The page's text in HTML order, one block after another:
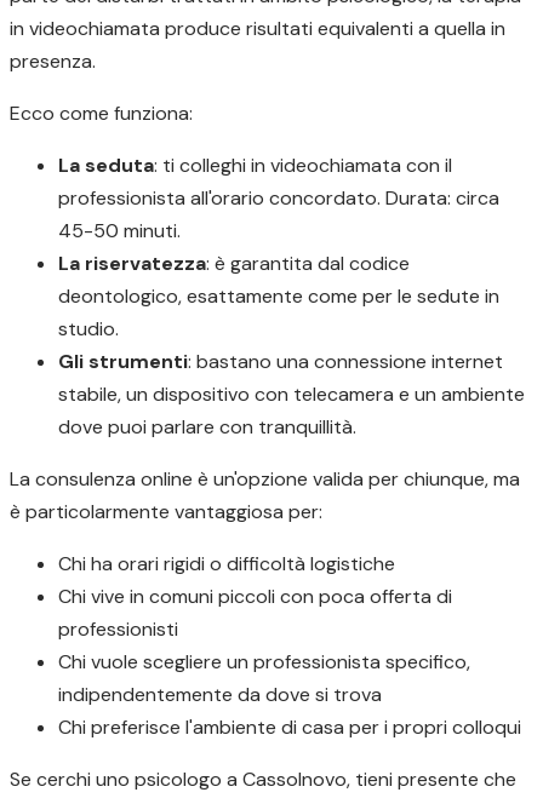
in videochiamata produce risultati equivalenti a quella in
presenza.
Ecco come funziona:
La seduta: ti colleghi in videochiamata con il
professionista all'orario concordato. Durata: circa
45-50 minuti.
La riservatezza: è garantita dal codice
deontologico, esattamente come per le sedute in
studio.
Gli strumenti: bastano una connessione internet
stabile, un dispositivo con telecamera e un ambiente
dove puoi parlare con tranquillità.
La consulenza online è un'opzione valida per chiunque, ma
è particolarmente vantaggiosa per:
Chi ha orari rigidi o difficoltà logistiche
Chi vive in comuni piccoli con poca offerta di
professionisti
Chi vuole scegliere un professionista specifico,
indipendentemente da dove si trova
Chi preferisce l'ambiente di casa per i propri colloqui
Se cerchi uno psicologo a Cassolnovo, tieni presente che